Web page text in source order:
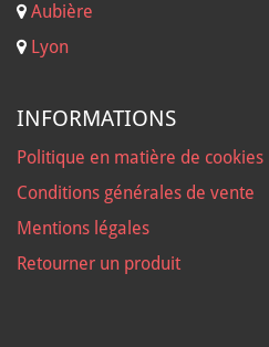
Aubière
Lyon
INFORMATIONS
Politique en matière de cookies
Conditions générales de vente
Mentions légales
Retourner un produit